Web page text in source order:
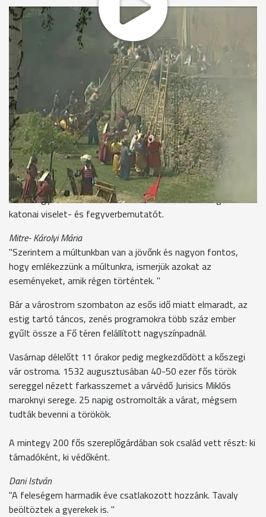
Már szombaton reggel összecsaptak a török és magyar
vitézek Kőszeg utcáin. A zord idő ellenére a harcosok
lelkesedése nem csappant, és a közönségé sem. Sokan voltak
kíváncsiak a felvonulásra.
Négy évvel ezelőtt, az 1532-es ostrom 475. évfordulóján
rendezték meg először az ostomnapokat Kőszegen.
Básthy Béla, alpogármester
"Az évfroduló megmutatta, hogy ez több mint egy egyéves
ünnep. Ez a kőszegi identitás részévé vált és nem mellesleg
ragyogó turistacsalogató látványosság is. "
Sokan kipróbálták a játékos próbatételeket -, a fiatalok és
idősek egyaránt érdeklődéssel nézték a Fő téren megtartott
katonai viselet- és fegyverbemutatót.
Mitre- Károlyi Mária
"Szerintem a múltunkban van a jövőnk és nagyon fontos,
hogy emlékezzünk a múltunkra, ismerjük azokat az
eseményeket, amik régen történtek. "
Bár a várostrom szombaton az esős idő miatt elmaradt, az
estig tartó táncos, zenés programokra több száz ember
gyűlt össze a Fő téren felállított nagyszínpadnál.
Vasárnap délelőtt 11 órakor pedig megkezdődött a kőszegi
vár ostroma. 1532 augusztusában 40-50 ezer fős török
sereggel nézett farkasszemet a várvédő Jurisics Miklós
maroknyi serege. 25 napig ostromolták a várat, mégsem
tudták bevenni a törökök.
A mintegy 200 fős szereplőgárdában sok család vett részt: ki
támadóként, ki védőként.
Dani István
"A feleségem harmadik éve csatlakozott hozzánk. Tavaly
beöltöztek a gyerekek is. "